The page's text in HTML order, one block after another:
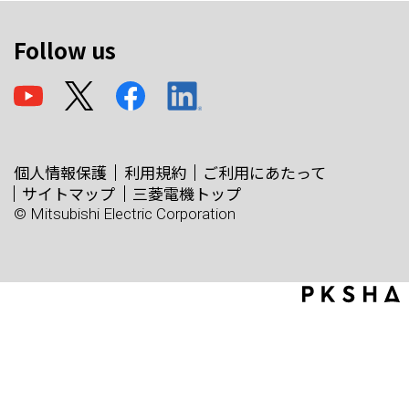
Follow us
個人情報保護 利用規約
ご利用にあたって
サイトマップ
三菱電機トップ
© Mitsubishi Electric Corporation